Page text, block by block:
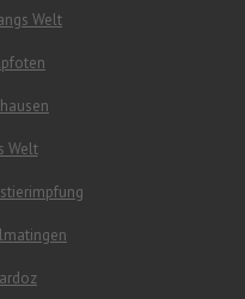
Welt
Welt